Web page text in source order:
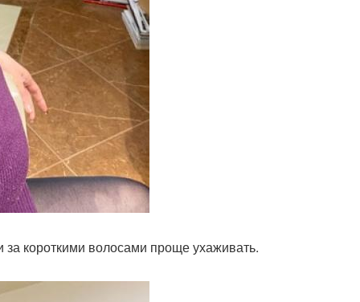
за короткими волосами проще ухаживать.